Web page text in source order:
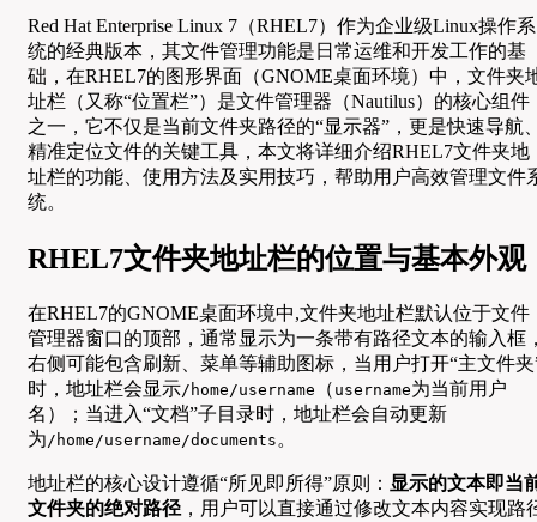
Red Hat Enterprise Linux 7（RHEL7）作为企业级Linux操作系
统的经典版本，其文件管理功能是日常运维和开发工作的基
础，在RHEL7的图形界面（GNOME桌面环境）中，文件夹
址栏（又称“位置栏”）是文件管理器（Nautilus）的核心组件
之一，它不仅是当前文件夹路径的“显示器”，更是快速导航
精准定位文件的关键工具，本文将详细介绍RHEL7文件夹地
址栏的功能、使用方法及实用技巧，帮助用户高效管理文件
统。
RHEL7文件夹地址栏的位置与基本外观
在RHEL7的GNOME桌面环境中,文件夹地址栏默认位于文件
管理器窗口的顶部，通常显示为一条带有路径文本的输入框
右侧可能包含刷新、菜单等辅助图标，当用户打开“主文件夹
时，地址栏会显示/home/username （ username为当前用户
名）；当进入“文档”子目录时，地址栏会自动更新
为/home/username/documents 。
地址栏的核心设计遵循“所见即所得”原则： 显示的文本即当
文件夹的绝对路径 ，用户可以直接通过修改文本内容实现路